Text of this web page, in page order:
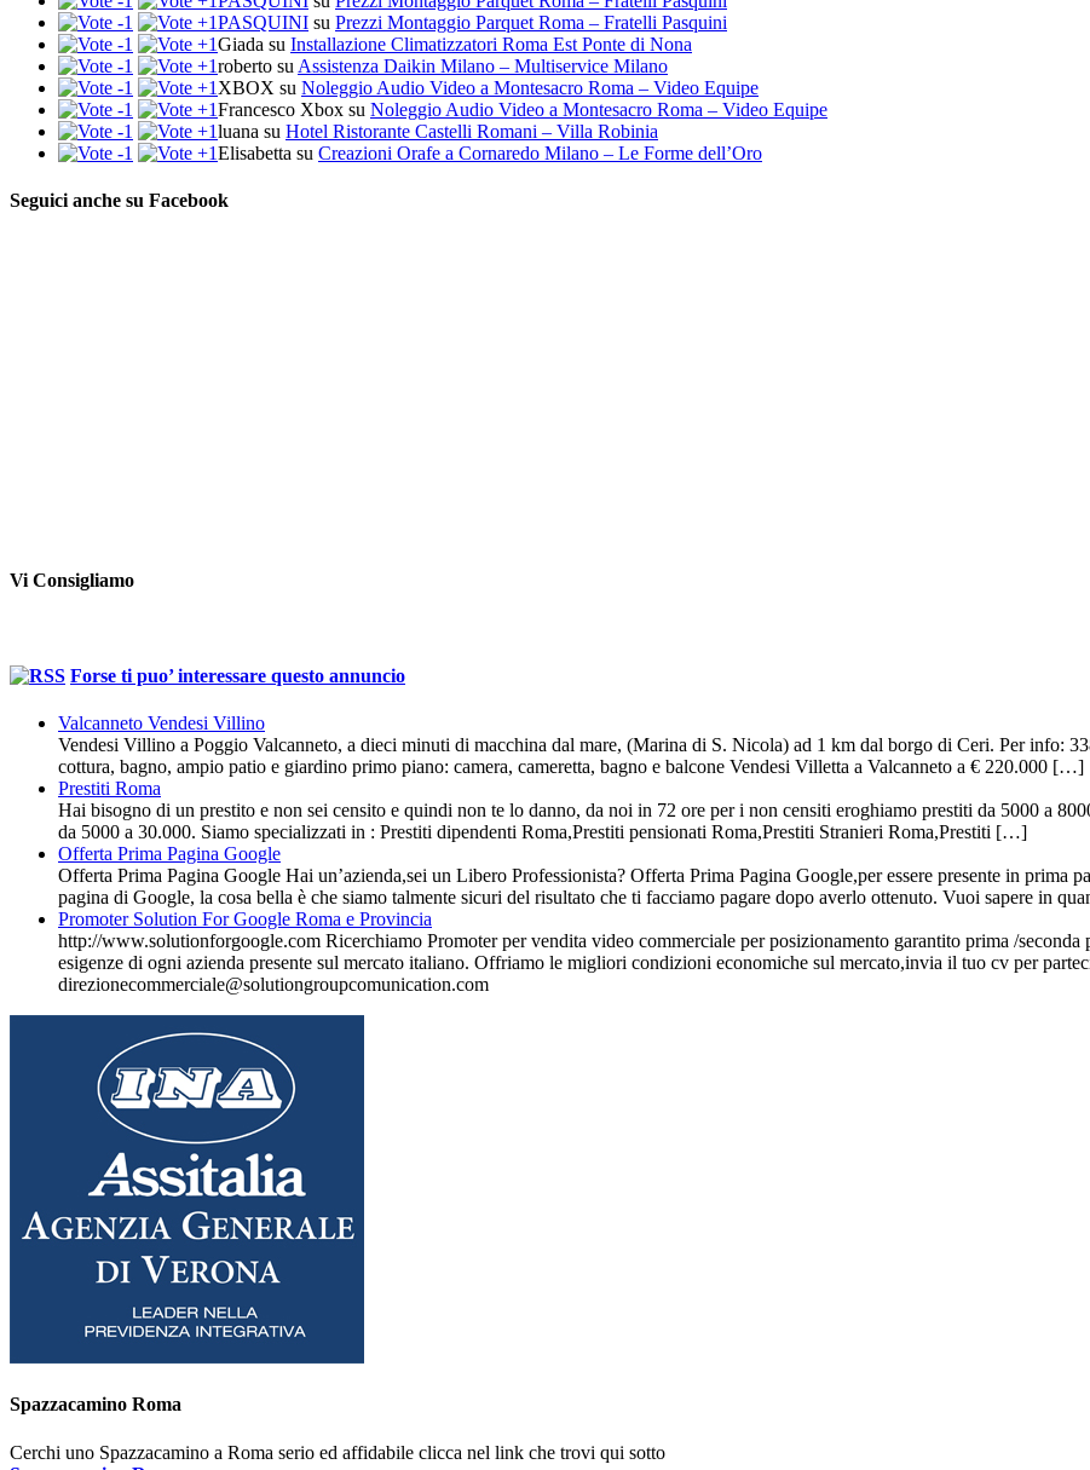
PASQUINI su Prezzi Montaggio Parquet Roma – Fratelli Pasquini
Giada su Installazione Climatizzatori Roma Est Ponte di Nona
roberto su Assistenza Daikin Milano – Multiservice Milano
XBOX su Noleggio Audio Video a Montesacro Roma – Video Equipe
Francesco Xbox su Noleggio Audio Video a Montesacro Roma – Video Equipe
luana su Hotel Ristorante Castelli Romani – Villa Robinia
Elisabetta su Creazioni Orafe a Cornaredo Milano – Le Forme dell’Oro
Seguici anche su Facebook
Vi Consigliamo
Forse ti puo’ interessare questo annuncio
Valcanneto Vendesi Villino
Vendesi Villino a Poggio Valcanneto, a dieci minuti di macchina dal mare, (Marina di S. Nicola) ad 1 km dal borgo di Ceri. Per info:
cottura, bagno, ampio patio e giardino primo piano: camera, cameretta, bagno e balcone Vendesi Villetta a Valcanneto a € 220.000 […]
Prestiti Roma
Hai bisogno di un prestito e non sei censito e quindi non te lo danno, da noi in 72 ore per i non censiti eroghiamo prestiti da 5000 a
da 5000 a 30.000. Siamo specializzati in : Prestiti dipendenti Roma,Prestiti pensionati Roma,Prestiti Stranieri Roma,Prestiti […]
Offerta Prima Pagina Google
Offerta Prima Pagina Google Hai un’azienda,sei un Libero Professionista? Offerta Prima Pagina Google,per essere presente in prima
pagina di Google, la cosa bella è che siamo talmente sicuri del risultato che ti facciamo pagare dopo averlo ottenuto. Vuoi sapere in
Promoter Solution For Google Roma e Provincia
http://www.solutionforgoogle.com Ricerchiamo Promoter per vendita video commerciale per posizionamento garantito prima /
esigenze di ogni azienda presente sul mercato italiano. Offriamo le migliori condizioni economiche sul mercato,invia il tuo cv per
direzionecommerciale@solutiongroupcomunication.com
Spazzacamino Roma
Cerchi uno Spazzacamino a Roma serio ed affidabile clicca nel link che trovi qui sotto